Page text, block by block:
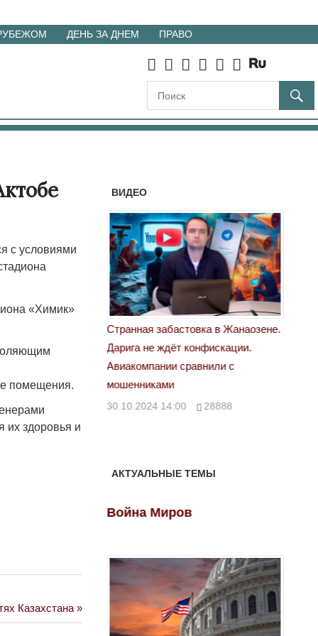
ДЕНЬ ЗА ДНЕМ ПРАВО
с условиями
«Химик»
помещения.
их здоровья и
Казахстана
ВИДЕО
конфискации.
с
28888
«Новый Казахстан не говорит всей
правды»
29.10.2024 09:00 39623
АКТУАЛЬНЫЕ ТЕМЫ
Война Миров